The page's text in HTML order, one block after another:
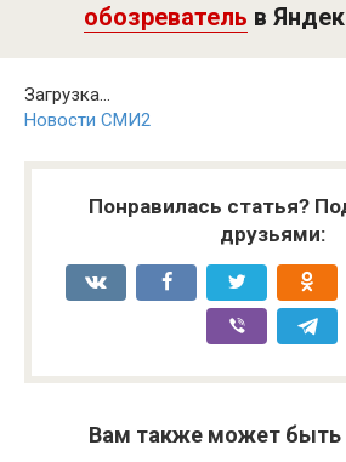
обозреватель в
Загрузка...
Новости СМИ2
Понравилась статья?
друзьями:
Вам также может быть